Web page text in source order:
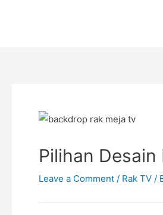
Pilihan
Leave a Comment / Rak TV /